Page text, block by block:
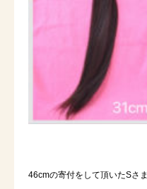
46cmの寄付をして頂いたSさま